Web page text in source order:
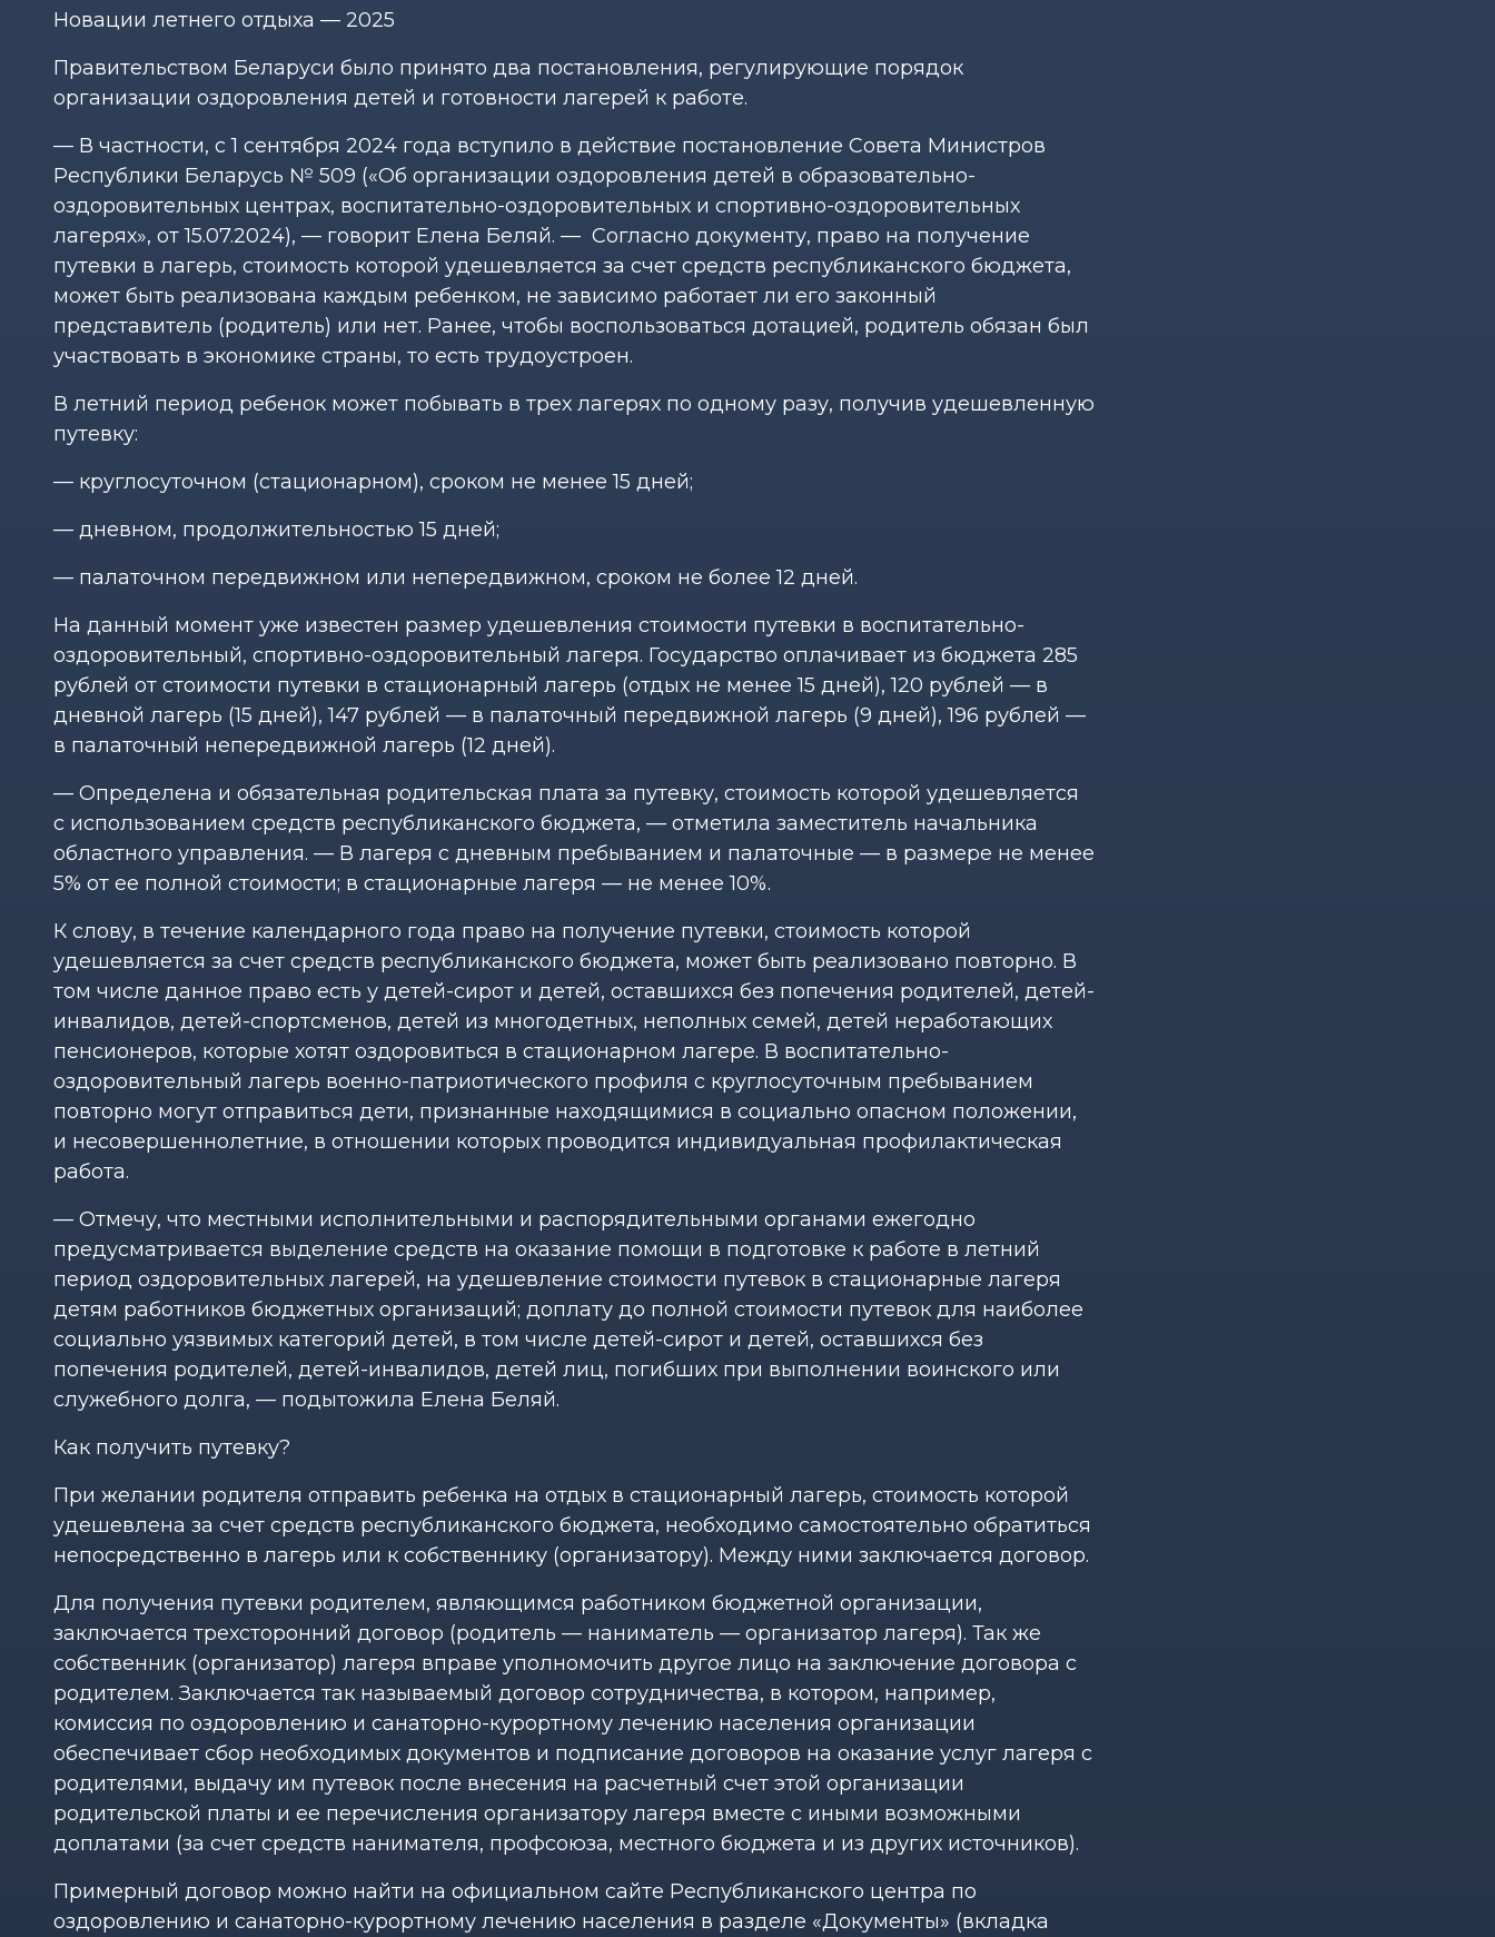
Новации летнего отдыха — 2025
Правительством Беларуси было принято два постановления, регулирующие порядок
организации оздоровления детей и готовности лагерей к работе.
— В частности, с 1 сентября 2024 года вступило в действие постановление Совета Министров
Республики Беларусь № 509 («Об организации оздоровления детей в образовательно-
оздоровительных центрах, воспитательно-оздоровительных и спортивно-оздоровительных
лагерях», от 15.07.2024), — говорит Елена Беляй. — Согласно документу, право на получение
путевки в лагерь, стоимость которой удешевляется за счет средств республиканского бюджета,
может быть реализована каждым ребенком, не зависимо работает ли его законный
представитель (родитель) или нет. Ранее, чтобы воспользоваться дотацией, родитель обязан был
участвовать в экономике страны, то есть трудоустроен.
В летний период ребенок может побывать в трех лагерях по одному разу, получив удешевленную
путевку:
— круглосуточном (стационарном), сроком не менее 15 дней;
— дневном, продолжительностью 15 дней;
— палаточном передвижном или непередвижном, сроком не более 12 дней.
На данный момент уже известен размер удешевления стоимости путевки в воспитательно-
оздоровительный, спортивно-оздоровительный лагеря. Государство оплачивает из бюджета 285
рублей от стоимости путевки в стационарный лагерь (отдых не менее 15 дней), 120 рублей — в
дневной лагерь (15 дней), 147 рублей — в палаточный передвижной лагерь (9 дней), 196 рублей —
в палаточный непередвижной лагерь (12 дней).
— Определена и обязательная родительская плата за путевку, стоимость которой удешевляется
с использованием средств республиканского бюджета, — отметила заместитель начальника
областного управления. — В лагеря с дневным пребыванием и палаточные — в размере не менее
5% от ее полной стоимости; в стационарные лагеря — не менее 10%.
К слову, в течение календарного года право на получение путевки, стоимость которой
удешевляется за счет средств республиканского бюджета, может быть реализовано повторно. В
том числе данное право есть у детей-сирот и детей, оставшихся без попечения родителей, детей-
инвалидов, детей-спортсменов, детей из многодетных, неполных семей, детей неработающих
пенсионеров, которые хотят оздоровиться в стационарном лагере. В воспитательно-
оздоровительный лагерь военно-патриотического профиля с круглосуточным пребыванием
повторно могут отправиться дети, признанные находящимися в социально опасном положении,
и несовершеннолетние, в отношении которых проводится индивидуальная профилактическая
работа.
— Отмечу, что местными исполнительными и распорядительными органами ежегодно
предусматривается выделение средств на оказание помощи в подготовке к работе в летний
период оздоровительных лагерей, на удешевление стоимости путевок в стационарные лагеря
детям работников бюджетных организаций; доплату до полной стоимости путевок для наиболее
социально уязвимых категорий детей, в том числе детей-сирот и детей, оставшихся без
попечения родителей, детей-инвалидов, детей лиц, погибших при выполнении воинского или
служебного долга, — подытожила Елена Беляй.
Как получить путевку?
При желании родителя отправить ребенка на отдых в стационарный лагерь, стоимость которой
удешевлена за счет средств республиканского бюджета, необходимо самостоятельно обратиться
непосредственно в лагерь или к собственнику (организатору). Между ними заключается договор.
Для получения путевки родителем, являющимся работником бюджетной организации,
заключается трехсторонний договор (родитель — наниматель — организатор лагеря). Так же
собственник (организатор) лагеря вправе уполномочить другое лицо на заключение договора с
родителем. Заключается так называемый договор сотрудничества, в котором, например,
комиссия по оздоровлению и санаторно-курортному лечению населения организации
обеспечивает сбор необходимых документов и подписание договоров на оказание услуг лагеря с
родителями, выдачу им путевок после внесения на расчетный счет этой организации
родительской платы и ее перечисления организатору лагеря вместе с иными возможными
доплатами (за счет средств нанимателя, профсоюза, местного бюджета и из других источников).
Примерный договор можно найти на официальном сайте Республиканского центра по
оздоровлению и санаторно-курортному лечению населения в разделе «Документы» (вкладка